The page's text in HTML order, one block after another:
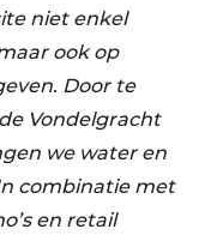
niet enkel
ook op
Door te
Vondelgracht
we water en
combinatie met
en retail